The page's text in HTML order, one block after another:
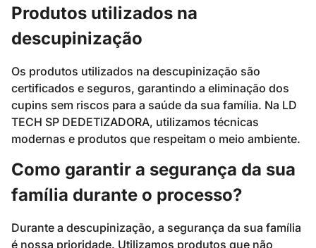
Produtos utilizados na
descupinização
Os produtos utilizados na descupinização são
certificados e seguros, garantindo a eliminação dos
cupins sem riscos para a saúde da sua família. Na LD
TECH SP DEDETIZADORA, utilizamos técnicas
modernas e produtos que respeitam o meio ambiente.
Como garantir a segurança da sua
família durante o processo?
Durante a descupinização, a segurança da sua família
é nossa prioridade. Utilizamos produtos que não